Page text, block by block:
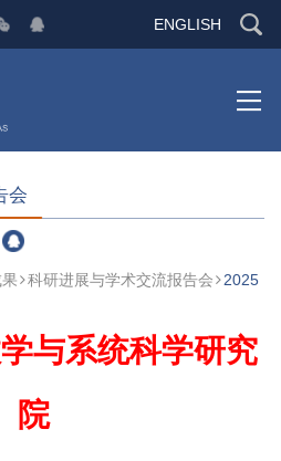
ENGLISH
会
科研进展与学术交流报告会 2025
与系统科学研究
院